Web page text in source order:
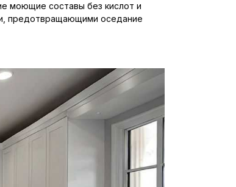
моющие составы без кислот и
предотвращающими оседание